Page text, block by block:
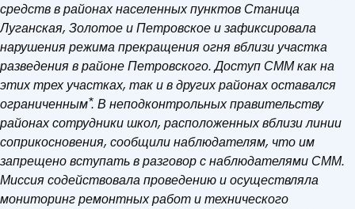
средств в районах населенных пунктов Станица
Луганская, Золотое и Петровское и зафиксировала
нарушения режима прекращения огня вблизи участка
разведения в районе Петровского. Доступ СММ как на
этих трех участках, так и в других районах оставался
ограниченным ⃰. В неподконтрольных правительству
районах сотрудники школ, расположенных вблизи линии
соприкосновения, сообщили наблюдателям, что им
запрещено вступать в разговор с наблюдателями СММ.
Миссия содействовала проведению и осуществляла
мониторинг ремонтных работ и технического